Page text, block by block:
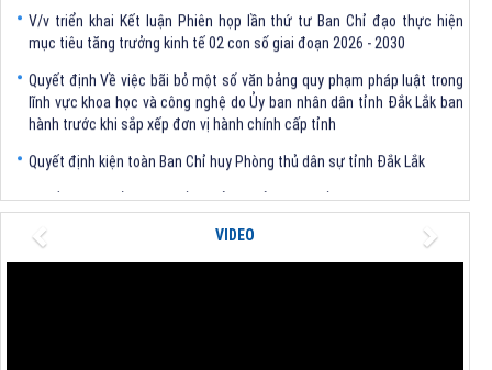
mục tiêu tăng trưởng kinh tế 02 con số giai đoạn 2026 - 2030
lĩnh vực khoa học và công nghệ do Ủy ban nhân dân tỉnh Đắk Lắk ban
hành trước khi sắp xếp đơn vị hành chính cấp tỉnh
nhà máy xử lý rác thải tại thành phố Tuy Hòa, tỉnh Phú Yên (nay là
phường Bình Kiến, tỉnh Đắk Lắk) của Công ty Cổ phần Tập đoàn công
nghệ T-Tech Việt Nam
VIDEO
Previous Next